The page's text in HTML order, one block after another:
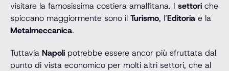
visitare la famosissima costiera amalfitana. I settori che
spiccano maggiormente sono il Turismo, l’Editoria e la
Metalmeccanica.
Tuttavia Napoli potrebbe essere ancor più sfruttata dal
punto di vista economico per molti altri settori, che al